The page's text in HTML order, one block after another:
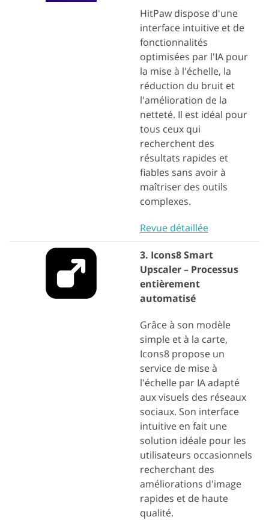
HitPaw dispose d'une
interface intuitive et de
fonctionnalités
optimisées par l'IA pour
la mise à l'échelle, la
réduction du bruit et
l'amélioration de la
netteté. Il est idéal pour
tous ceux qui
recherchent des
résultats rapides et
fiables sans avoir à
maîtriser des outils
complexes.
Revue détaillée
3. Icons8 Smart
Upscaler – Processus
entièrement
automatisé
Grâce à son modèle
simple et à la carte,
Icons8 propose un
service de mise à
l'échelle par IA adapté
aux visuels des réseaux
sociaux. Son interface
intuitive en fait une
solution idéale pour les
utilisateurs occasionnels
recherchant des
améliorations d'image
rapides et de haute
qualité.